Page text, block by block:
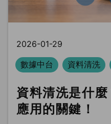
2026-01-29
數據中台
資料清洗
資料清洗是什
應用的關鍵！